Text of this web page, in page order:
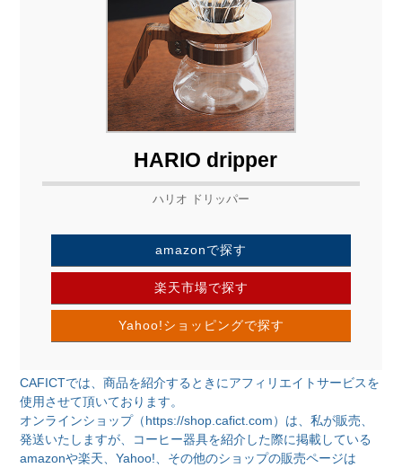
HARIO dripper
ハリオ ドリッパー
amazonで探す
楽天市場で探す
Yahoo!ショッピングで探す
CAFICTでは、商品を紹介するときにアフィリエイトサービスを
使用させて頂いております。
オンラインショップ（https://shop.cafict.com）は、私が販売、
発送いたしますが、コーヒー器具を紹介した際に掲載している
amazonや楽天、Yahoo!、その他のショップの販売ページは